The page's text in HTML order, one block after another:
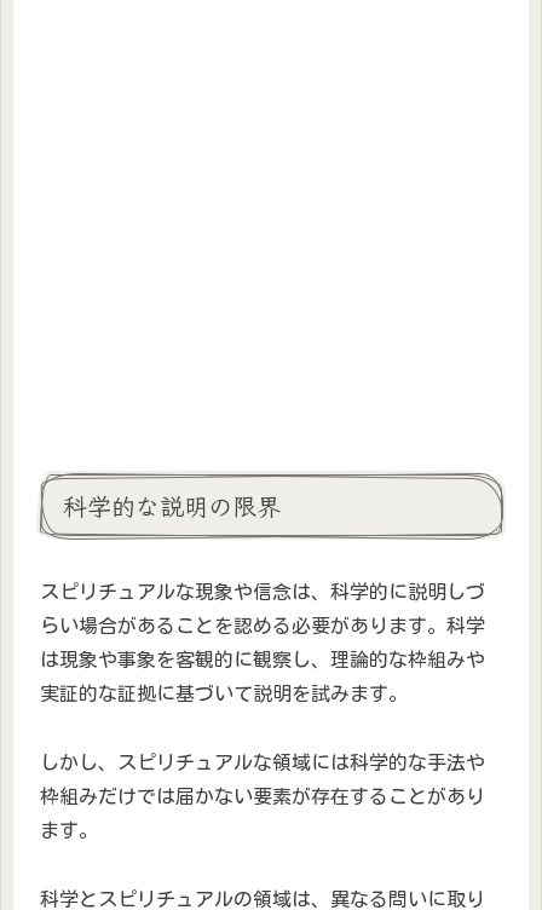
科学的な説明の限界
スピリチュアルな現象や信念は、科学的に説明しづ
らい場合があることを認める必要があります。科学
は現象や事象を客観的に観察し、理論的な枠組みや
実証的な証拠に基づいて説明を試みます。
しかし、スピリチュアルな領域には科学的な手法や
枠組みだけでは届かない要素が存在することがあり
ます。
科学とスピリチュアルの領域は、異なる問いに取り